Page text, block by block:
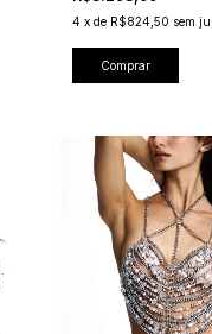
4 x de R$824,50 sem
Comprar